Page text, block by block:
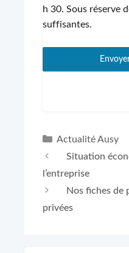
h 30. Sous réserve
suffisantes.
Catégories
Actualité Ausy
Situation
l’entreprise
Nos fiches de
privées